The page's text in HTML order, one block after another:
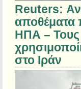
Reuters:
ΗΠΑ – Τους
στο Ιράν